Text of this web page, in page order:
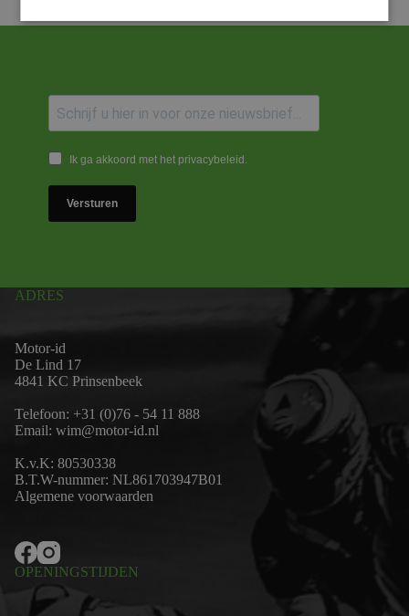
Ik ga akkoord met het privacybeleid.
Versturen
ADRES
Motor-id
De Lind 17
4841 KC Prinsenbeek
Telefoon: +31 (0)76 - 54 11 888
Email: wim@motor-id.nl
K.v.K: 80530338
B.T.W-nummer: NL861703947B01
Algemene voorwaarden
OPENINGSTIJDEN